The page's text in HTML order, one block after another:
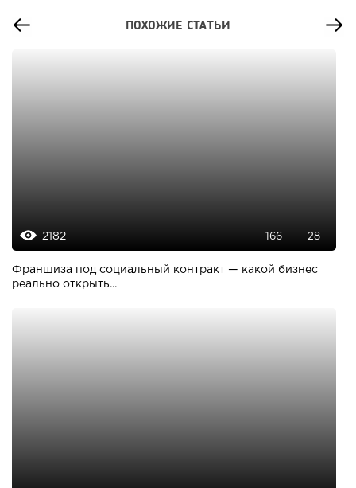
ПОХОЖИЕ СТАТЬИ
2182 166 28
Франшиза под социальный контракт — какой бизнес
реально открыть...